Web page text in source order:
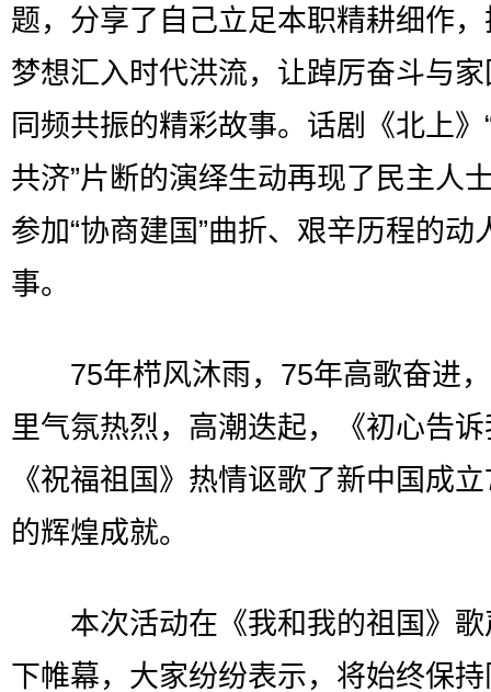
题，分享了自己立足本职精耕细作
梦想汇入时代洪流，让踔厉奋斗与
同频共振的精彩故事。话剧《北上》
共济”片断的演绎生动再现了民主人
参加“协商建国”曲折、艰辛历程的动
事。
75年栉风沐雨，75年高歌奋进
里气氛热烈，高潮迭起，《初心告
《祝福祖国》热情讴歌了新中国成
的辉煌成就。
本次活动在《我和我的祖国》歌
下帷幕，大家纷纷表示，将始终保